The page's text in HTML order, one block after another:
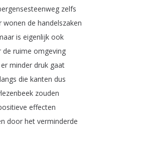
zelfs
wonen de handelszaken
is eigenlijk ook
de ruime omgeving
er minder druk gaat
langs die kanten dus
zouden
effecten
door het verminderde